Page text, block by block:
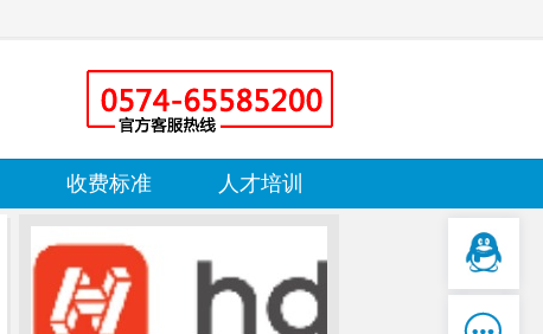
收费标准 人才培训